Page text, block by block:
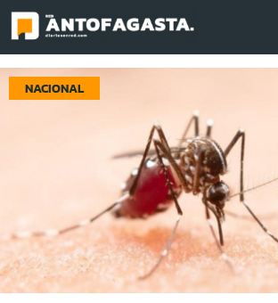
Click acá para ir directamente al contenido
NACIONAL